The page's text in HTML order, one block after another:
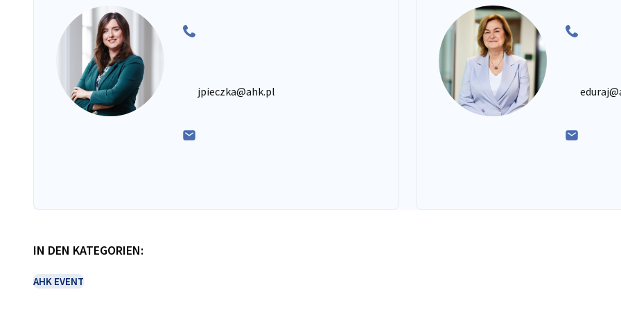
jpieczka@ahk.pl
IN DEN KATEGORIEN:
AHK EVENT